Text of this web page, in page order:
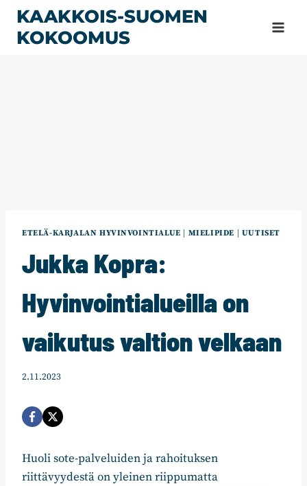
Siirry
sisältöön
KAAKKOIS-SUOMEN
KOKOOMUS
ETELÄ-KARJALAN HYVINVOINTIALUE | MIELIPIDE | UUTISET
Jukka Kopra:
Hyvinvointialueilla on
vaikutus valtion velkaan
2.11.2023
Huoli sote-palveluiden ja rahoituksen
riittävyydestä on yleinen riippumatta